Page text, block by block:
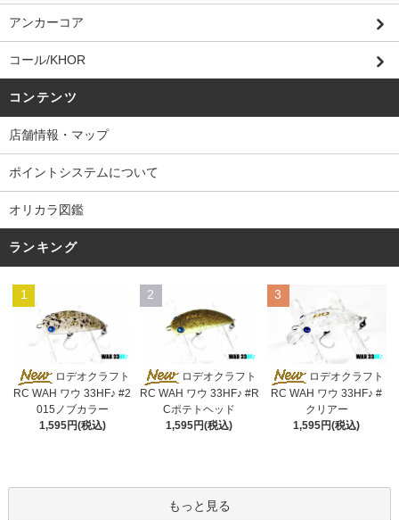
アンカーコア
コール/KHOR
コンテンツ
店舗情報・マップ
ポイントシステムについて
オリカラ図鑑
ランキング
1
ロデオクラフト
RC WAH ワウ 33HF♪ #2
015ノブカラー
1,595円(税込)
2
ロデオクラフト
RC WAH ワウ 33HF♪ #R
Cポテトヘッド
1,595円(税込)
3
ロデオクラフト
RC WAH ワウ 33HF♪ #
クリアー
1,595円(税込)
もっと見る